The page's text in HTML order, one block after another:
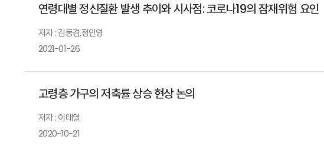
연령대별 정신질환 발생 추이와 시사점: 코로나19의 잠재위험 요인
저자 : 김동겸,정인영
2021-01-26
고령층 가구의 저축률 상승 현상 논의
저자 : 이태열
2020-10-21